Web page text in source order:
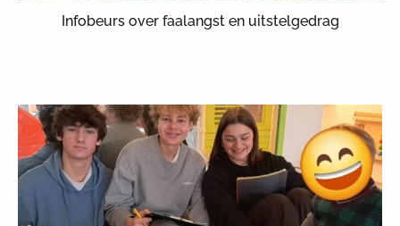
Infobeurs over faalangst en uitstelgedrag